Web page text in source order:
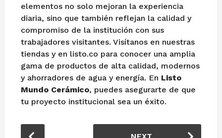
elementos no solo mejoran la experiencia
diaria, sino que también reflejan la calidad y
compromiso de la institución con sus
trabajadores visitantes. Visítanos en nuestras
tiendas y en listo.co para conocer una amplia
gama de productos de alta calidad, modernos
y ahorradores de agua y energía. En Listo
Mundo Cerámico, puedes asegurarte de que
tu proyecto institucional sea un éxito.